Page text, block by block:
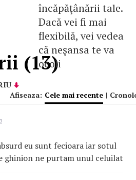
încăpăţânării tale.
Dacă vei fi mai
flexibilă, vei vedea
că neşansa te va
ocoli
(13)
Afiseaza: Cele mai recente |
eu sunt fecioara iar sotul
ghinion ne purtam unul celuilat